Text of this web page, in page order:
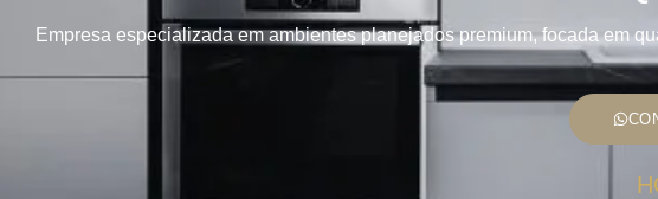
Empresa especializada em ambientes planejados premium, focada em